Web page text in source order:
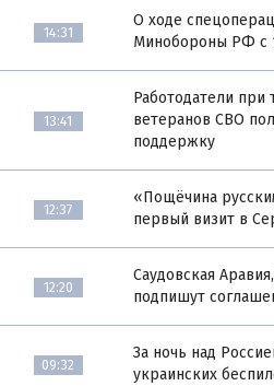
14:31
О ходе
Минобороны РФ с
13:41
Работодатели при
ветеранов СВО
поддержку
12:37
«Пощёчина
первый визит в
12:20
Саудовская
подпишут
09:32
За ночь над
украинских